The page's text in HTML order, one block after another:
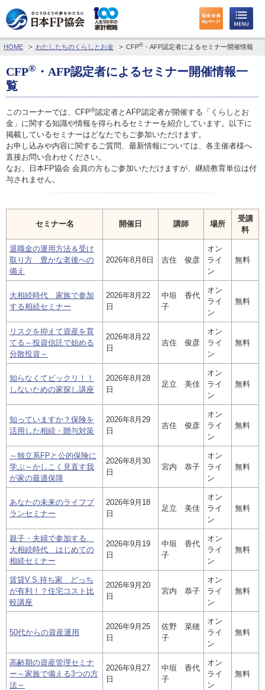
わたしたちのくらしとお金
FPに相談する
FP技能検定
個人会員の皆様へ
アクセス
お問い合わせ
English
法人・行政機関の方へ
学校関係者の方へ
報道・メディア関係者の方へ
CLOSE
HOME わたしたちのくらしとお金 CFP® ・AFP認定者によるセミナー開催情報
CFP® ・AFP認定者によるセミナー開催情報一
覧
このコーナーでは、CFP®認定者とAFP認定者が開催する「くらしとお
金」に関する知識や情報を得られるセミナーを紹介しています。以下に
掲載しているセミナーはどなたでもご参加いただけます。
お申し込みや内容に関するご質問、最新情報については、各主催者様へ
直接お問い合わせください。
なお、日本FP協会 会員の方もご参加いただけますが、継続教育単位は付
与されません。
セミナー名 開催日 講師 場所
受講
料
退職金の運用方法＆受け
取り方 豊かな老後への
備え
2026年8月8日 吉住 俊彦
オン
ライ
ン
無料
大相続時代 家族で参加
する相続セミナー
2026年8月22
日
中垣 香代
子
オン
ライ
ン
無料
リスクを抑えて資産を育
てる～投資信託で始める
分散投資～
2026年8月22
日
吉住 俊彦
オン
ライ
ン
無料
知らなくてビックリ！！
しないための家探し講座
2026年8月28
日
足立 美佳
オン
ライ
ン
無料
知っていますか？保険を
活用した相続・贈与対策
2026年8月29
日
吉住 俊彦
オン
ライ
ン
無料
～独立系FPと公的保険に
学ぶ～かしこく見直す我
が家の最適保障
2026年8月30
日
宮内 恭子
オン
ライ
ン
無料
あなたの未来のライフプ
ランセミナー
2026年9月18
日
足立 美佳
オン
ライ
ン
無料
親子・夫婦で参加する
大相続時代 はじめての
相続セミナー
2026年9月19
日
中垣 香代
子
オン
ライ
ン
無料
賃貸V.S.持ち家 どっち
が有利！？住宅コスト比
較講座
2026年9月20
日
宮内 恭子
オン
ライ
ン
無料
50代からの資産運用
2026年9月25
日
佐野 菜穂
子
オン
ライ
ン
無料
高齢期の資産管理セミナ
ー～家族で備える3つの方
法～
2026年9月27
日
中垣 香代
子
オン
ライ
ン
無料